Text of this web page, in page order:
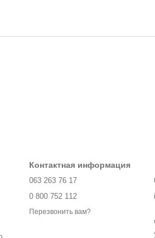
Контактная информация
063 263 76 17
0 800 752 112
Перезвонить вам?